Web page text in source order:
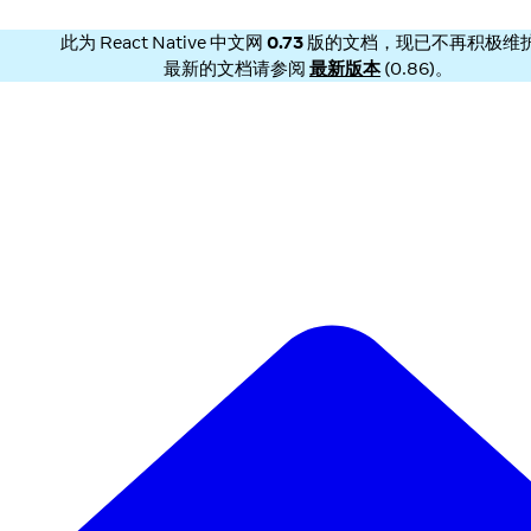
此为 React Native 中文网 0.73 版的文档，现已不再积极维
最新的文档请参阅 最新版本(0.86)。